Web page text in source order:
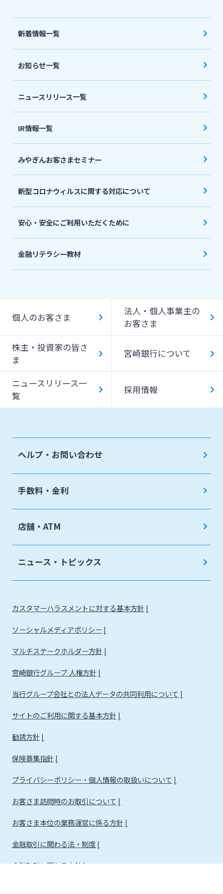
株主・投資家の皆さま
ニュースリリース一覧
採用情報
新着情報一覧
お知らせ一覧
ニュースリリース一覧
IR情報一覧
みやぎんお客さまセミナー
新型コロナウィルスに関する対応について
安心・安全にご利用いただくために
金融リテラシー教材
個人のお客さま
法人・個人事業主の
お客さま
株主・投資家の皆さ
ま
宮崎銀行について
ニュースリリース一
覧
採用情報
ヘルプ・お問い合わせ
手数料・金利
店舗・ATM
ニュース・トピックス
カスタマーハラスメントに対する基本方針
ソーシャルメディアポリシー
マルチステークホルダー方針
宮崎銀行グループ 人権方針
当行グループ会社との法人データの共同利用について
サイトのご利用に関する基本方針
勧誘方針
保険募集指針
プライバシーポリシー・個人情報の取扱いについて
お客さま訪問時のお取引について
お客さま本位の業務運営に係る方針
金融取引に関わる法・制度
金融取引に関わる方針